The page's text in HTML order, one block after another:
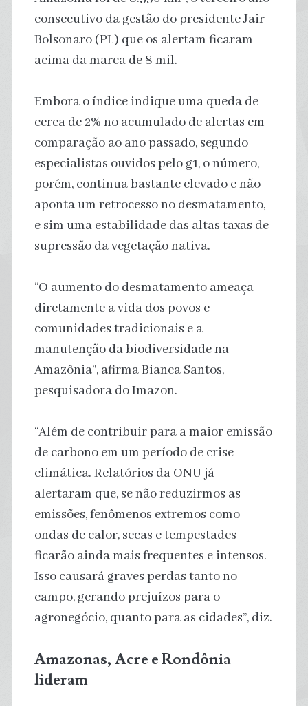
consecutivo da gestão do presidente Jair
Bolsonaro (PL) que os alertam ficaram
acima da marca de 8 mil.
Embora o índice indique uma queda de
cerca de 2% no acumulado de alertas em
comparação ao ano passado, segundo
especialistas ouvidos pelo g1, o número,
porém, continua bastante elevado e não
aponta um retrocesso no desmatamento,
e sim uma estabilidade das altas taxas de
supressão da vegetação nativa.
“O aumento do desmatamento ameaça
diretamente a vida dos povos e
comunidades tradicionais e a
manutenção da biodiversidade na
Amazônia”, afirma Bianca Santos,
pesquisadora do Imazon.
“Além de contribuir para a maior emissão
de carbono em um período de crise
climática. Relatórios da ONU já
alertaram que, se não reduzirmos as
emissões, fenômenos extremos como
ondas de calor, secas e tempestades
ficarão ainda mais frequentes e intensos.
Isso causará graves perdas tanto no
campo, gerando prejuízos para o
agronegócio, quanto para as cidades”, diz.
Amazonas, Acre e Rondônia
lideram